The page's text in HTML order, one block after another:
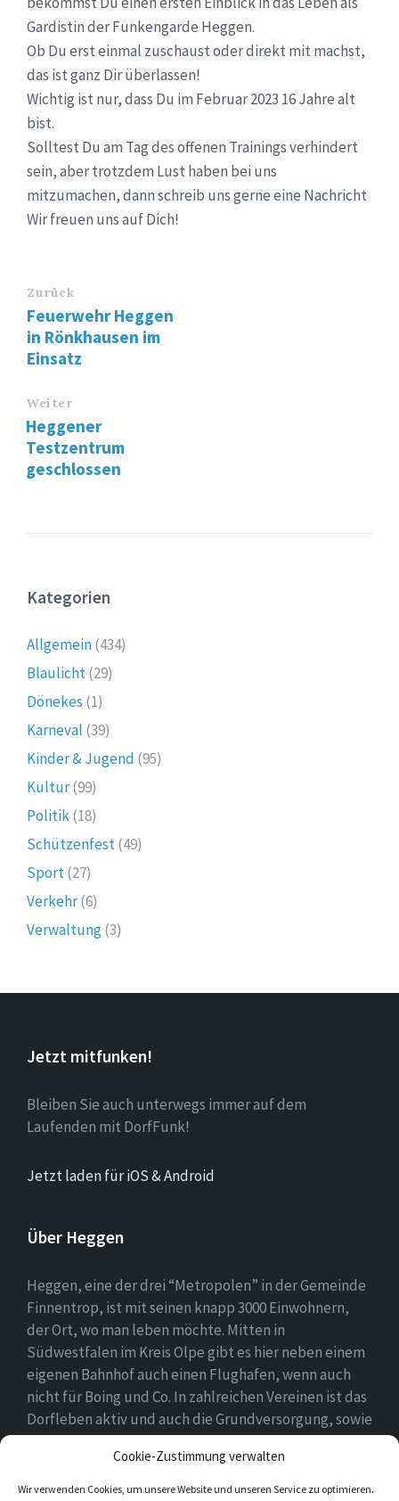
Cookie-Zustimmung verwalten
Wir verwenden Cookies, um unsere Website und unseren Service zu optimieren.
Gardistin der Funkengarde Heggen.
Ob Du erst einmal zuschaust oder direkt mit machst,
das ist ganz Dir überlassen!
Wichtig ist nur, dass Du im Februar 2023 16 Jahre alt
bist.
Solltest Du am Tag des offenen Trainings verhindert
sein, aber trotzdem Lust haben bei uns
mitzumachen, dann schreib uns gerne eine Nachricht
Wir freuen uns auf Dich!
Zurück
Feuerwehr Heggen
in Rönkhausen im
Einsatz
Weiter
Heggener
Testzentrum
geschlossen
Kategorien
Allgemein(434)
Blaulicht(29)
Dönekes (1)
Karneval (39)
Kinder & Jugend (95)
Kultur(99)
Politik(18)
Schützenfest(49)
Sport(27)
Verkehr(6)
Verwaltung(3)
Jetzt mitfunken!
Bleiben Sie auch unterwegs immer auf dem
Laufenden mit DorfFunk!
Jetzt laden für iOS & Android
Über Heggen
Heggen, eine der drei “Metropolen” in der Gemeinde
Finnentrop, ist mit seinen knapp 3000 Einwohnern,
der Ort, wo man leben möchte. Mitten in
Südwestfalen im Kreis Olpe gibt es hier neben einem
eigenen Bahnhof auch einen Flughafen, wenn auch
nicht für Boing und Co. In zahlreichen Vereinen ist das
Dorfleben aktiv und auch die Grundversorgung, sowie
eine Schule und zwei Kindergärten gehören zum